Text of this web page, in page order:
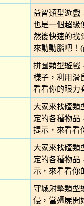
益智類型遊戲
也是一個超級
然後快速的找
來動動腦吧！
拼圖類型遊戲
樣子，利用滑
看看你的眼力
大家來找碴類
定的各種物品
提示，來看看
大家來找碴類
定的各種物品
示，來看看你
守城射擊類型
侵，當殭屍開